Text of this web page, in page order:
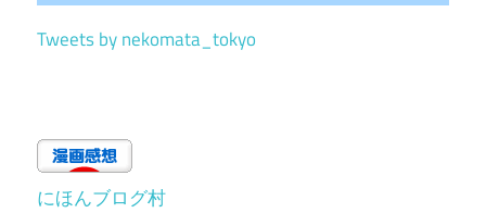
Tweets by nekomata_tokyo
にほんブログ村